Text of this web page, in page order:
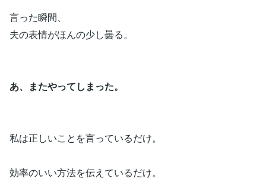
言った瞬間、
夫の表情がほんの少し曇る。
あ、またやってしまった。
私は正しいことを言っているだけ。
効率のいい方法を伝えているだけ。